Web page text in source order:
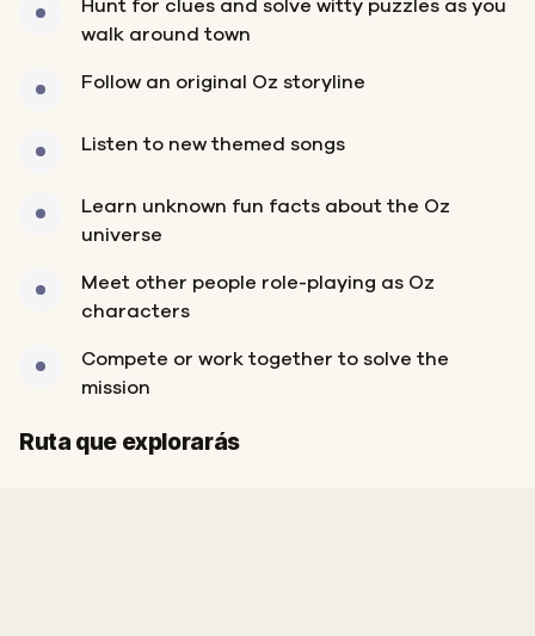
Hunt for clues and solve witty puzzles as you
walk around town
Follow an original Oz storyline
Listen to new themed songs
Learn unknown fun facts about the Oz
universe
Meet other people role-playing as Oz
characters
Compete or work together to solve the
mission
Ruta que explorarás
Inicio
Final